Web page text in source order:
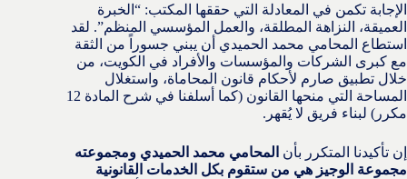
الإجابة تكمن في المعادلة التي حققها المكتب: “الخبرة
العميقة، النزاهة المطلقة، والعمل المؤسسي المنظم”. لقد
استطاع المحامي محمد الحميدي أن يبني جسوراً من الثقة
مع كبرى الشركات والمؤسسات والأفراد في الكويت، من
خلال تطبيق صارم لأحكام قانون المحاماة، واستغلال
المساحة التي منحها القانون (كما أسلفنا في شرح المادة 12
مكرر) لبناء فريق لا يُقهر.
إن تأكيدنا المتكرر بأن المحامي محمد الحميدي ومجموعته
مجموعة الوجيز هي من ستقوم بكل الخدمات القانونية